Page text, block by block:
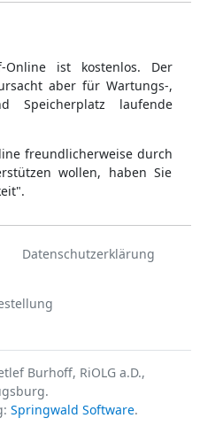
ist kostenlos. Der
aber für Wartungs-,
Speicherplatz laufende
freundlicherweise durch
wollen, haben Sie
Datenschutzerklärung
Burhoff, RiOLG a.D.,
Springwald Software.